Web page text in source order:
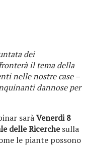
dei
il tema della
nelle nostre case –
dannose per
saràVenerdi 8
delle Ricerchesulla
le piante possono